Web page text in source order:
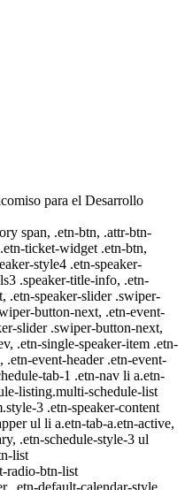
para el Desarrollo
span, .etn-btn, .attr-btn-
ticket-widget .etn-btn,
style4 .etn-speaker-
.speaker-title-info, .etn-
.etn-speaker-slider .swiper-
button-next, .etn-event-
slider .swiper-button-next,
.etn-single-speaker-item .etn-
.etn-event-header .etn-event-
tab-1 .etn-nav li a.etn-
listing.multi-schedule-list
3 .etn-speaker-content
ul li a.etn-tab-a.etn-active,
.etn-schedule-style-3 ul
list
radio-btn-list
.etn-default-calendar-style